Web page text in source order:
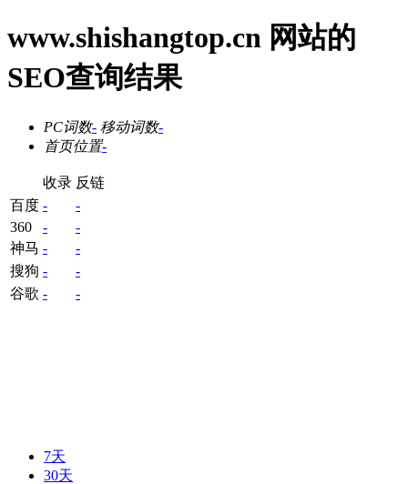
www.shishangtop.cn 网站的
SEO查询结果
PC词数- 移动词数-
首页位置-
收录 反链
百度 -
-
360
-
-
神马 -
-
搜狗 -
-
谷歌 - -
7天
30天